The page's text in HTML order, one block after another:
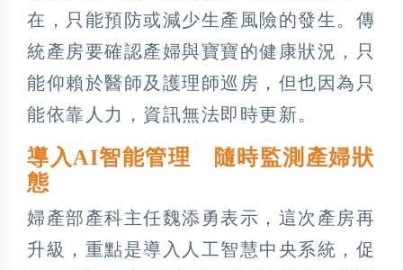
在，只能預防或減少生產風險的發生。傳
統產房要確認產婦與寶寶的健康狀況，只
能仰賴於醫師及護理師巡房，但也因為只
能依靠人力，資訊無法即時更新。
導入AI智能管理 隨時監測產婦狀
態
婦產部產科主任魏添勇表示，這次產房再
升級，重點是導入人工智慧中央系統，促